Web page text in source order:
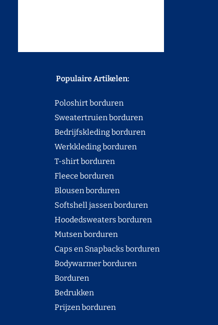
Populaire Artikelen:
Poloshirt borduren
Sweatertruien borduren
Bedrijfskleding borduren
Werkkleding borduren
T-shirt borduren
Fleece borduren
Blousen borduren
Softshell jassen borduren
Hoodedsweaters borduren
Mutsen borduren
Caps en Snapbacks borduren
Bodywarmer borduren
Borduren
Bedrukken
Prijzen borduren